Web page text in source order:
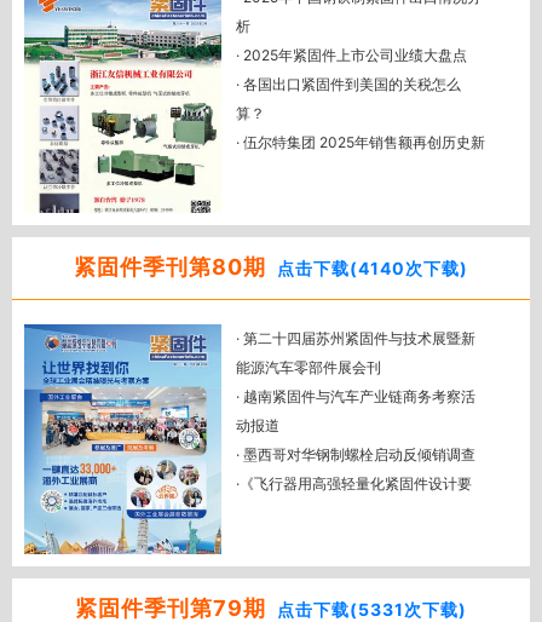
析
· 2025年紧固件上市公司业绩大盘点
· 各国出口紧固件到美国的关税怎么
算？
· 伍尔特集团 2025年销售额再创历史新
正式运营
· 乌克兰对华钢制紧固件反倾销措施扩
售额增长8.7%
· 南非终止对中国六角头螺钉及螺栓反
倾销调查
· 展后报道：韩国金属展，俄罗斯五金
工具展，泰国机床及金属加工机械展，
土耳其五金展
识别标志公告（最新）
紧固件季刊第80期 点击下载(4140次下载)
· 第二十四届苏州紧固件与技术展暨新
能源汽车零部件展会刊
· 越南紧固件与汽车产业链商务考察活
动报道
· 墨西哥对华钢制螺栓启动反倾销调查
·《飞行器用高强轻量化紧固件设计要
· 全球工业紧固件市场规模报告：2034
年将达1738亿美元
紧固件季刊第79期 点击下载(5331次下载)